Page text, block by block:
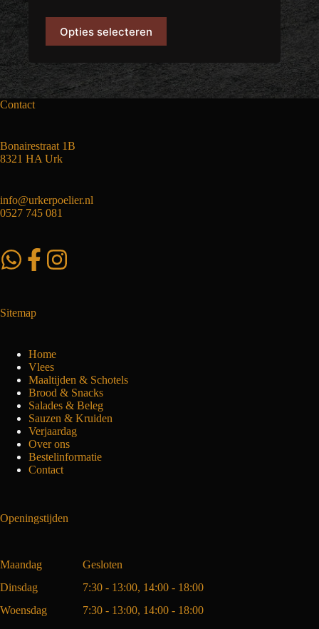
tot
€ 85,00
Opties selecteren
product
heeft
meerdere
variaties.
Deze
optie
op
de
Contact
Bonairestraat 1B
8321 HA Urk
info@urkerpoelier.nl
0527 745 081
Sitemap
Home
Vlees
Maaltijden & Schotels
Brood & Snacks
Salades & Beleg
Sauzen & Kruiden
Verjaardag
Over ons
Bestelinformatie
Contact
Openingstijden
Maandag
Gesloten
Dinsdag
7:30 - 13:00, 14:00 - 18:00
Woensdag
7:30 - 13:00, 14:00 - 18:00